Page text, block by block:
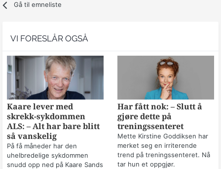
Gå til emneliste
VI FORESLÅR OGSÅ
Kaare lever med
skrekk-sykdommen
ALS: – Alt har bare blitt
så vanskelig
På få måneder har den
uhelbredelige sykdommen
snudd opp ned på Kaare Sands
Har fått nok: – Slutt å
gjøre dette på
treningssenteret
Mette Kirstine Goddiksen har
merket seg en irriterende
trend på treningssenteret. Nå
tar hun et oppgjør.